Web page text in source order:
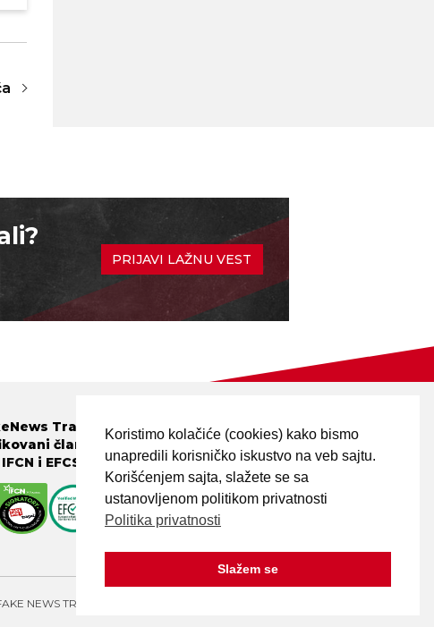
PRIJAVI LAŽNU VEST
Tragač je
član mreža
IFCN i EFCSN
PRATITE NAS
PRIJAVI LAŽNU VEST!
NEWS TRAGAČ - ALL RIGHTS RESERVED. DESIGN BY
Koristimo kolačiće (cookies) kako bismo
unapredili korisničko iskustvo na veb sajtu.
Korišćenjem sajta, slažete se sa
ustanovljenom politikom privatnosti
Politika privatnosti
Slažem se